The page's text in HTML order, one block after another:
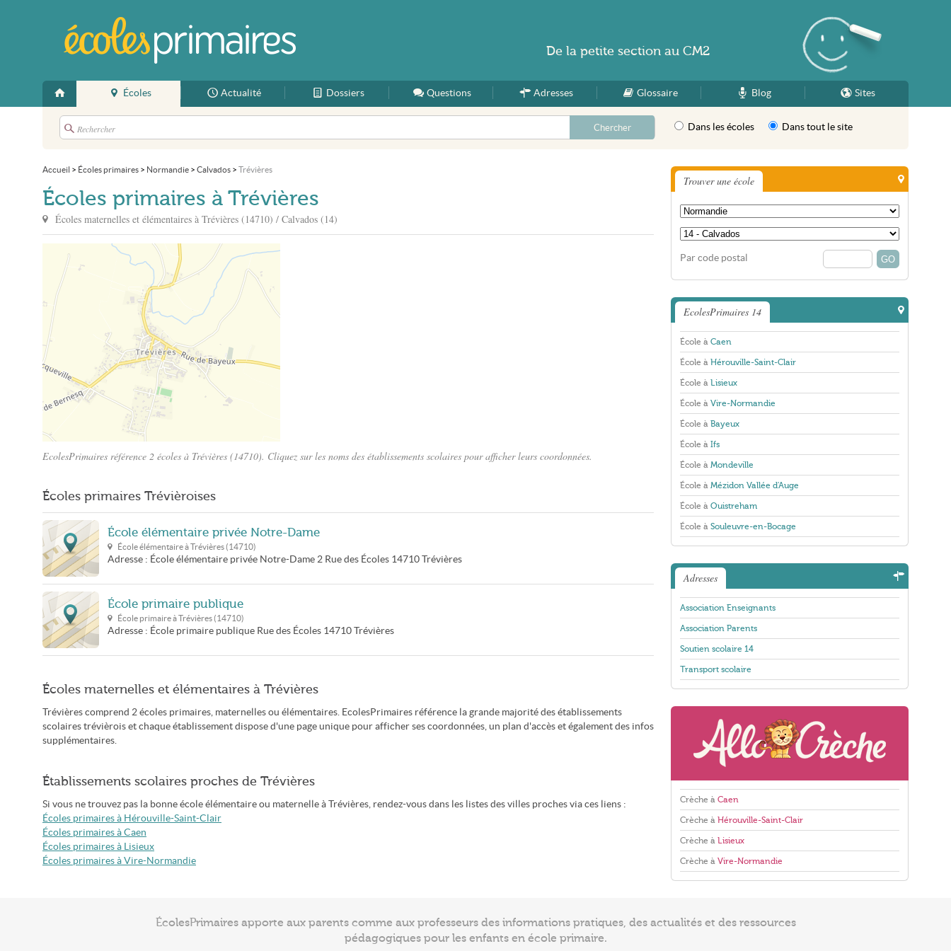
Accueil
Écoles Actualité Dossiers Questions Adresses Glossaire Blog Sites
Dans les écoles Dans tout le site
Accueil > Écoles primaires > Normandie > Calvados > Trévières
Écoles primaires à Trévières
Écoles maternelles et élémentaires à Trévières (14710) / Calvados (14)
EcolesPrimaires référence 2 écoles à Trévières (14710). Cliquez sur les noms des établissements scolaires pour afficher leurs coordonnées.
Écoles primaires Trévièroises
École élémentaire privée Notre-Dame
École élémentaire àTrévières (14710)
Adresse : École élémentaire privée Notre-Dame 2 Rue des Écoles 14710 Trévières
École primaire publique
École primaire àTrévières (14710)
Adresse : École primaire publique Rue des Écoles 14710 Trévières
Écoles maternelles et élémentaires à Trévières
Trévières comprend 2 écoles primaires, maternelles ou élémentaires. EcolesPrimaires référence la grande majorité des établissements
scolaires trévièrois et chaque établissement dispose d'une page unique pour afficher ses coordonnées, un plan d'accès et également des infos
supplémentaires.
Établissements scolaires proches de Trévières
Si vous ne trouvez pas la bonne école élémentaire ou maternelle à Trévières, rendez-vous dans les listes des villes proches via ces liens :
Écoles primaires à Hérouville-Saint-Clair
Écoles primaires à Caen
Écoles primaires à Lisieux
Écoles primaires à Vire-Normandie
Trouver une école
Par code postal
EcolesPrimaires 14
École à Caen
École à Hérouville-Saint-Clair
École à Lisieux
École à Vire-Normandie
École à Bayeux
École à Ifs
École à Mondeville
École à Mézidon Vallée d'Auge
École à Ouistreham
École à Souleuvre-en-Bocage
Adresses
Association Enseignants
Association Parents
Soutien scolaire 14
Transport scolaire
Crèche à Caen
Crèche à Hérouville-Saint-Clair
Crèche à Lisieux
Crèche à Vire-Normandie
De la petite section au CM2
ÉcolesPrimaires apporte aux parents comme aux professeurs des informations pratiques, des actualités et des ressources
pédagogiques pour les enfants en école primaire.